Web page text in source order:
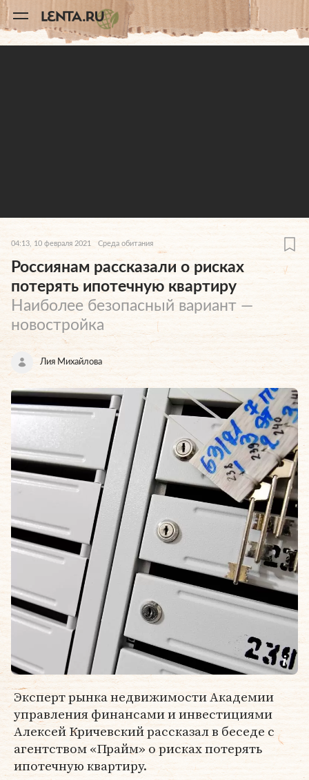
A
11
04:13, 10 февраля 2021 Среда обитания
Россиянам рассказали о рисках
потерять ипотечную квартиру
Наиболее безопасный вариант —
новостройка
Лия Михайлова
Эксперт рынка недвижимости Академии
управления финансами и инвестициями
Алексей Кричевский рассказал в беседе с
агентством «Прайм» о рисках потерять
ипотечную квартиру.